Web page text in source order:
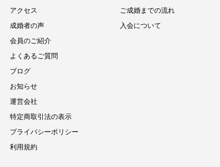
アクセス
成婚者の声
会員のご紹介
よくあるご質問
ブログ
お知らせ
運営会社
特定商取引法の表示
プライバシーポリシー
利用規約
ご成婚までの流れ
入会について